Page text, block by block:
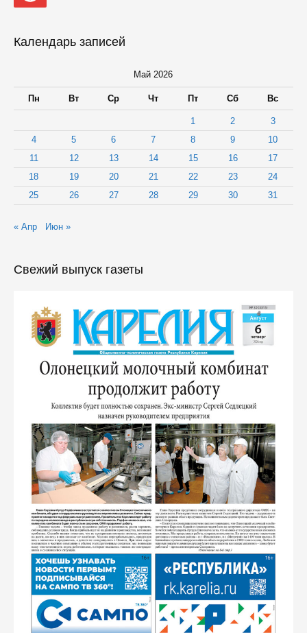
студентов
в
«Недели
Календарь записей
Май 2026
Пн Вт Ср Чт Пт Сб Вс
1 2
3
4
5 6 7 8 9
10
11
12 13 14 15 16
17
18
19 20 21 22 23
24
25
26 27 28 29 30 31
« Апр Июн »
Свежий выпуск газеты